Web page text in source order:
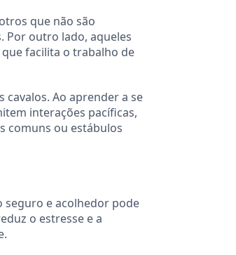
que não são
Por outro lado, aqueles
facilita o trabalho de
Ao aprender a se
interações pacíficas,
comuns ou estábulos
seguro e acolhedor pode
o estresse e a